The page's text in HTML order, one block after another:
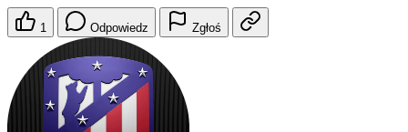
1 Odpowiedz Zgłoś